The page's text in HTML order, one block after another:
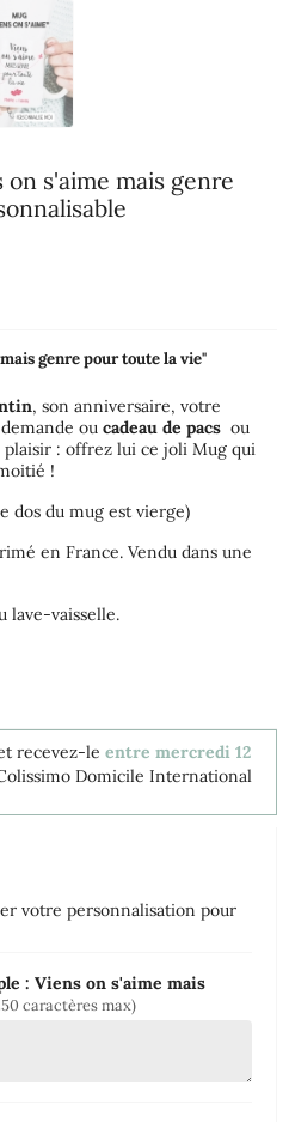
s'aime mais genre
genre pour toute la vie"
, son anniversaire, votre
ou cadeau de pacs ou
: offrez lui ce joli Mug qui
!
dos du mug est vierge)
en France. Vendu dans une
lave-vaisselle.
recevez-le entre mercredi 12
Domicile International
votre personnalisation pour
: Viens on s'aime mais
caractères max)